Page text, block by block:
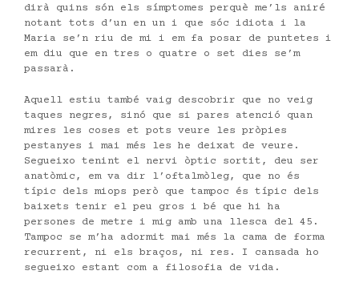
dirà quins són els símptomes perquè me’ls aniré
notant tots d’un en un i que sóc idiota i la
Maria se’n riu de mi i em fa posar de puntetes i
em diu que en tres o quatre o set dies se’m
passarà.
Aquell estiu també vaig descobrir que no veig
taques negres, sinó que si pares atenció quan
mires les coses et pots veure les pròpies
pestanyes i mai més les he deixat de veure.
Segueixo tenint el nervi òptic sortit, deu ser
anatòmic, em va dir l’oftalmòleg, que no és
típic dels miops però que tampoc és típic dels
baixets tenir el peu gros i bé que hi ha
persones de metre i mig amb una llesca del 45.
Tampoc se m’ha adormit mai més la cama de forma
recurrent, ni els braços, ni res. I cansada ho
segueixo estant com a filosofia de vida.